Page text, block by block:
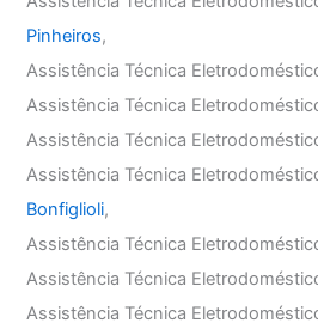
Pinheiros,
Assistência Técnica
Assistência Técnica
Assistência Técnica
Assistência Técnica
Bonfiglioli,
Assistência Técnica
Assistência Técnica
Assistência Técnica